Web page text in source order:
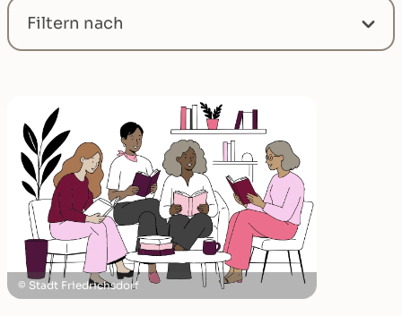
Filtern nach
Stadt Friedrichsdorf